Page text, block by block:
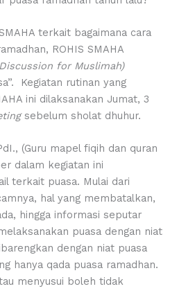
terkait bagaimana cara
ROHIS SMAHA
Discussion for Muslimah)
Kegiatan rutinan yang
ini dilaksanakan Jumat, 3
sebelum sholat dhuhur.
(Guru mapel fiqih dan quran
dalam kegiatan ini
terkait puasa. Mulai dari
hal yang membatalkan,
hingga informasi seputar
puasa dengan niat
dengan niat puasa
hanya qada puasa ramadhan.
menyusui boleh tidak